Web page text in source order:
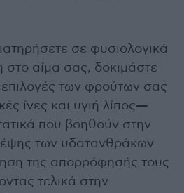
σε φυσιολογικά
στο αίμα σας, δοκιμάστε
των φρούτων σας
ίνες και υγιή λίπος—
που βοηθούν στην
των υδατανθράκων
της απορρόφησής τους
τελικά στην